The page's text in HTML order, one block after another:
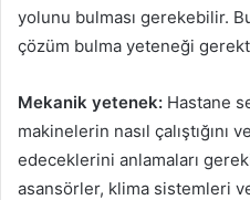
yolunu bulması gerekebilir.
çözüm bulma yeteneği
Mekanik yetenek: Hastane
makinelerin nasıl çalıştığını
edeceklerini anlamaları
asansörler, klima sistemleri